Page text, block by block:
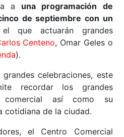
a una programación de
de septiembre con un
que actuarán grandes
Centeno, Omar Geles o
).
celebraciones, este
recordar los grandes
así como su
cotidiana de la ciudad.
el Centro Comercial